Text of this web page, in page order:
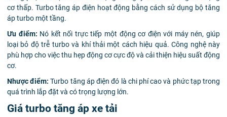
cơ thấp. Turbo tăng áp điện hoạt động bằng cách sử dụng bộ tăng
áp turbo một tầng.
Ưu điểm: Nó kết nối trực tiếp một động cơ điện với máy nén, giúp
loại bỏ độ trễ turbo và khí thải một cách hiệu quả. Công nghệ này
phù hợp cho việc thu hẹp động cơ cực độ và cải thiện hiệu suất động
cơ.
Nhược điểm:Turbo tăng áp điện đó là chi phí cao và phức tạp trong
quá trình lắp đặt và có trọng lượng lớn.
Giá turbo tăng áp xe tải